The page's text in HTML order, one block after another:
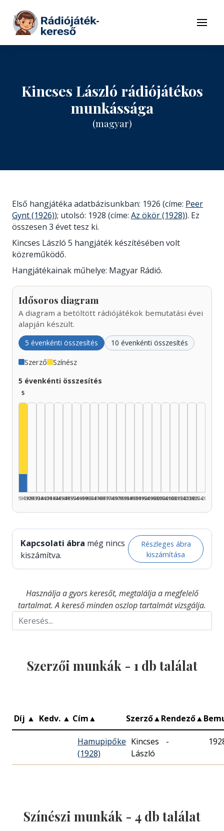
Tovább a tartalomhoz
Menü
Kincses László rádiójátékos
munkássága
(magyar)
Első hangjátéka adatbázisunkban: 1926 (címe: Peer
Gynt (1926)); utolsó: 1928 (címe: Az ökör (1928)). Ez
összesen 3 évet tesz ki.
Kincses László 5 hangjáték készítésében volt
közreműködő.
Hangjátékainak műhelye: Magyar Rádió.
Idősoros diagram
A diagram a betöltött rádiójátékok bemutatási évei
alapján készült.
5 évenkénti összesítés 10 évenkénti összesítés
Szerző Színész
5 évenkénti összesítés
5
1925–1929
1930–1934
1935–1939
1940–1944
1945–1949
1950–1954
1955–1959
1960–1964
1965–1969
1970–1974
1975–1979
1980–1984
1985–1989
1990–1994
1995–1999
2000–2004
2005–2009
2010–2014
2015–2019
2020–2024
2025–2026
Kapcsolati ábra még nincs
kiszámítva.
Részleges ábra
kiszámítása
Használja a gyors keresőt, megtalálja a megfelelő
tartalmat. A kereső minden oszlop tartalmát vizsgálja.
Szerzői munkák - 1 db találat
Díj ▲ Kedv. ▲ Cím▲ Szerző▲Rendező▲
Hamupipőke
(1928)
Kincses
László
-
Színészi munkák - 4 db találat